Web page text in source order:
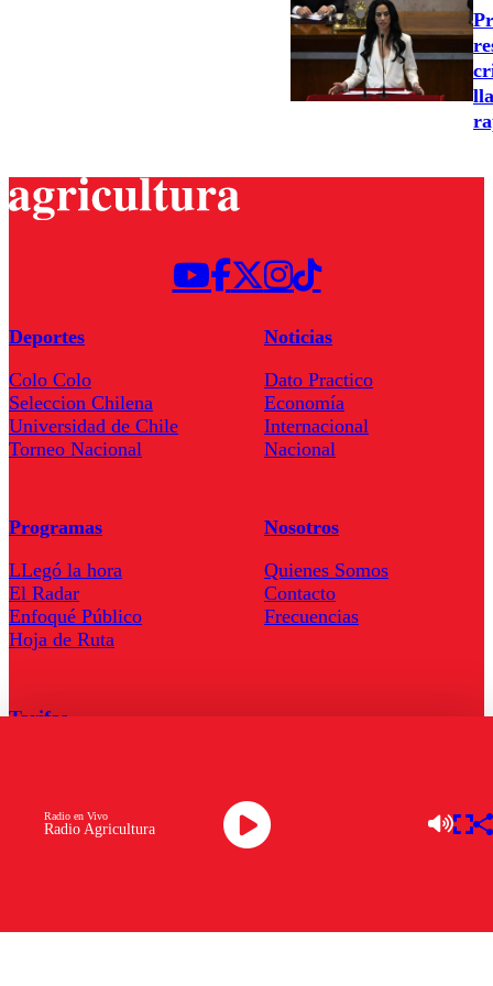
Radio Agricultura
Radio en Vivo
Deportes
Colo Colo
Seleccion Chilena
Universidad de Chile
Torneo Nacional
Noticias
Dato Practico
Economía
Internacional
Nacional
Programas
LLegó la hora
El Radar
Enfoqué Público
Hoja de Ruta
Nosotros
Quienes Somos
Contacto
Frecuencias
Tarifas
Descarga la APP